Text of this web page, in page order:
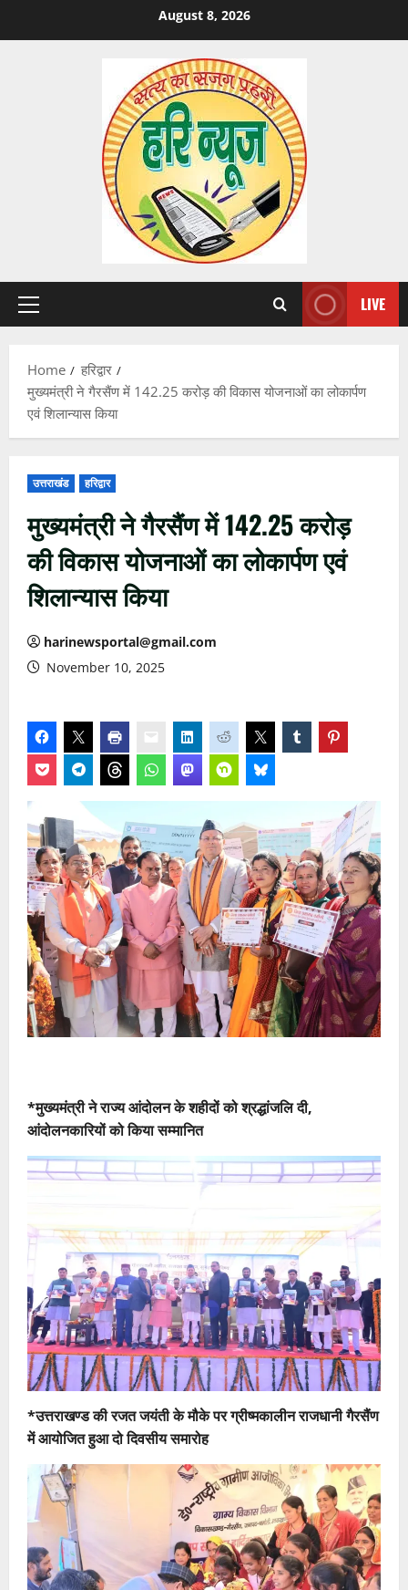
August 8, 2026
Primary
LIVE
Home
हरिद्वार
मुख्यमंत्री ने गैरसैंण में 142.25 करोड़ की विकास योजनाओं का लोकार्पण
एवं शिलान्यास किया
उत्तराखंड हरिद्वार
मुख्यमंत्री ने गैरसैंण में 142.25 करोड़
की विकास योजनाओं का लोकार्पण एवं
शिलान्यास किया
harinewsportal@gmail.com
November 10, 2025
*मुख्यमंत्री ने राज्य आंदोलन के शहीदों को श्रद्धांजलि दी,
आंदोलनकारियों को किया सम्मानित
*उत्तराखण्ड की रजत जयंती के मौके पर ग्रीष्मकालीन राजधानी गैरसैंण
में आयोजित हुआ दो दिवसीय समारोह